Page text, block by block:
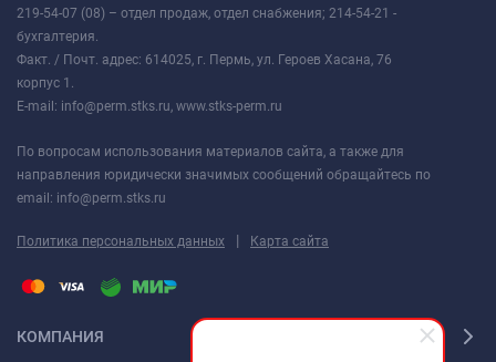
219-54-07 (08) – отдел продаж, отдел снабжения; 214-54-21 -
бухгалтерия.
Факт. / Почт. адрес: 614025, г. Пермь, ул. Героев Хасана, 76
корпус 1.
E-mail: info@perm.stks.ru, www.stks-perm.ru
По вопросам использования материалов сайта, а также для
направления юридически значимых сообщений обращайтесь по
email: info@perm.stks.ru
Политика персональных данных | Карта сайта
КОМПАНИЯ